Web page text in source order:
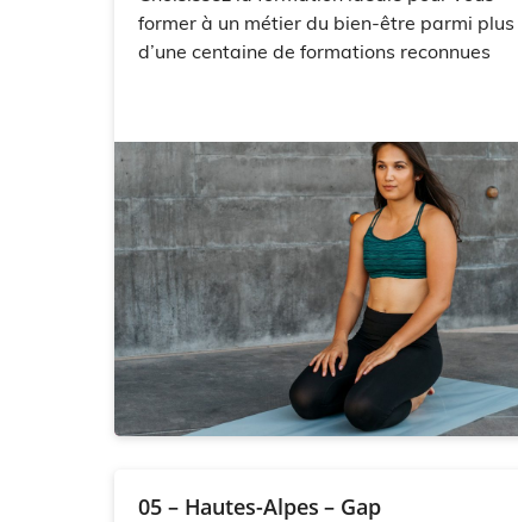
former à un métier du bien-être parmi plus
d’une centaine de formations reconnues
05 – Hautes-Alpes – Gap